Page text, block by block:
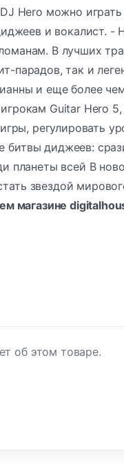
Hero можно
и вокалист.
В лучших
так и
и еще более
Guitar Hero
регулировать
диджеев:
планеты всей В
звездой
магазине
об этом товаре.